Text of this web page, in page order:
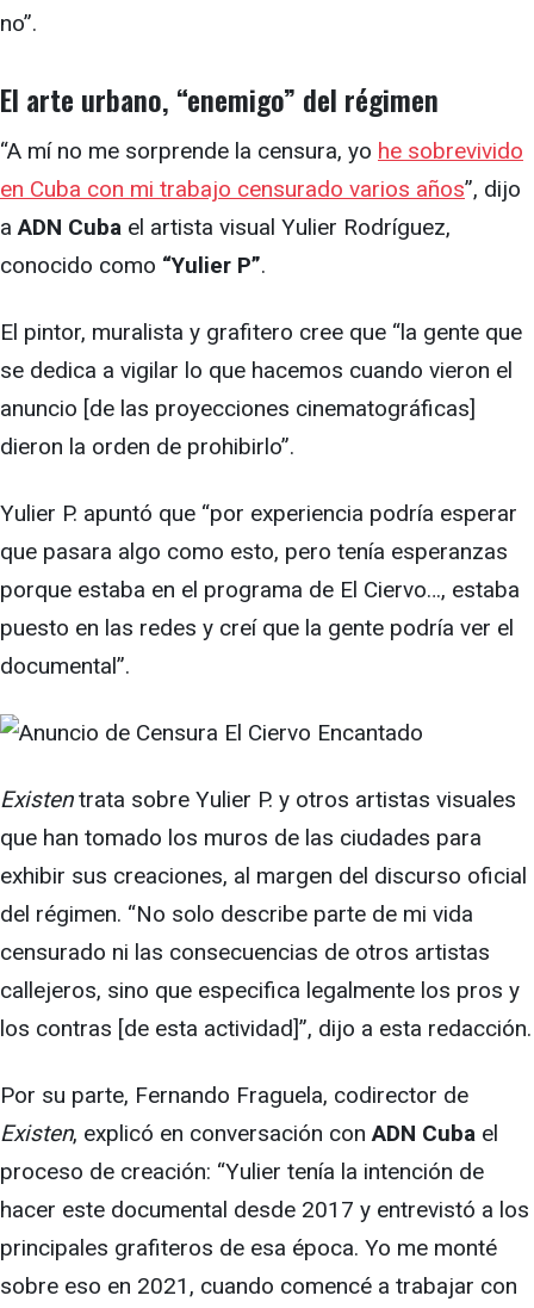
no”.
El arte urbano, “enemigo” del régimen
“A mí no me sorprende la censura, yo he sobrevivido
en Cuba con mi trabajo censurado varios años”, dijo
aADN Cuba el artista visual Yulier Rodríguez,
conocido como “Yulier P”.
El pintor, muralista y grafitero cree que “la gente que
se dedica a vigilar lo que hacemos cuando vieron el
anuncio [de las proyecciones cinematográficas]
dieron la orden de prohibirlo”.
Yulier P. apuntó que “por experiencia podría esperar
que pasara algo como esto, pero tenía esperanzas
porque estaba en el programa de El Ciervo…, estaba
puesto en las redes y creí que la gente podría ver el
documental”.
Existentrata sobre Yulier P. y otros artistas visuales
que han tomado los muros de las ciudades para
exhibir sus creaciones, al margen del discurso oficial
del régimen. “No solo describe parte de mi vida
censurado ni las consecuencias de otros artistas
callejeros, sino que especifica legalmente los pros y
los contras [de esta actividad]”, dijo a esta redacción.
Por su parte, Fernando Fraguela, codirector de
Existen, explicó en conversación conADN Cuba el
proceso de creación: “Yulier tenía la intención de
hacer este documental desde 2017 y entrevistó a los
principales grafiteros de esa época. Yo me monté
sobre eso en 2021, cuando comencé a trabajar con